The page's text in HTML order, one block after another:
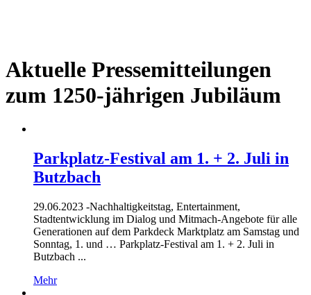
Aktuelle Pressemitteilungen
zum 1250-jährigen Jubiläum
Parkplatz-Festival am 1. + 2. Juli in
Butzbach
29.06.2023 -Nachhaltigkeitstag, Entertainment,
Stadtentwicklung im Dialog und Mitmach-Angebote für alle
Generationen auf dem Parkdeck Marktplatz am Samstag und
Sonntag, 1. und … Parkplatz-Festival am 1. + 2. Juli in
Butzbach ...
Mehr